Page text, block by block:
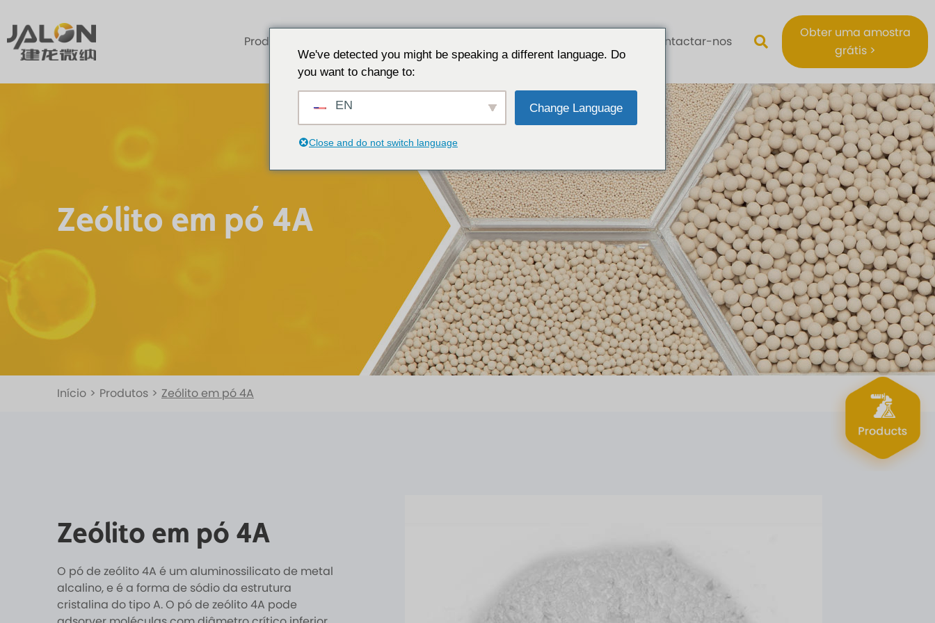
Produtos Contactar-nos
Obter uma amostra
grátis >
Zeólito em pó 4A
Início > Produtos > Zeólito em pó 4A
Zeólito em pó 4A
O pó de zeólito 4A é um aluminossilicato de metal
alcalino, e é a forma de sódio da estrutura
cristalina do tipo A. O pó de zeólito 4A pode
We've detected you might be speaking a different language. Do
you want to change to:
EN Change Language
Close and do not switch language